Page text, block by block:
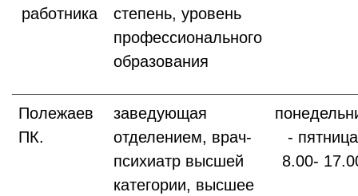
работника
степень, уровень
профессионального
образования
Полежаев
ПК.
заведующая
отделением, врач-
психиатр высшей
категории, высшее
- пятница
8.00-